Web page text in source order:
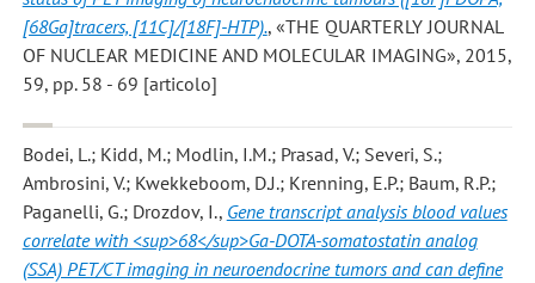
[68Ga]tracers, [11C]/[18F]-HTP)., «THE QUARTERLY JOURNAL
OF NUCLEAR MEDICINE AND MOLECULAR IMAGING», 2015,
59, pp. 58 - 69 [articolo]
Bodei, L.; Kidd, M.; Modlin, I.M.; Prasad, V.; Severi, S.;
Ambrosini, V.; Kwekkeboom, D.J.; Krenning, E.P.; Baum, R.P.;
Paganelli, G.; Drozdov, I., Gene transcript analysis blood values
correlate with <sup>68</sup>Ga-DOTA-somatostatin analog
(SSA) PET/CT imaging in neuroendocrine tumors and can define